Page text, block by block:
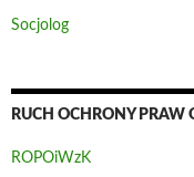
Socjolog
RUCH OCHRONY PRAW
ROPOiWzK